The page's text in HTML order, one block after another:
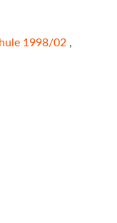
1998/02 ,